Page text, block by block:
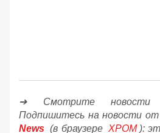
➔ Смотрите новости
Подпишитесь на новости от
News (в браузере ХРОМ ):